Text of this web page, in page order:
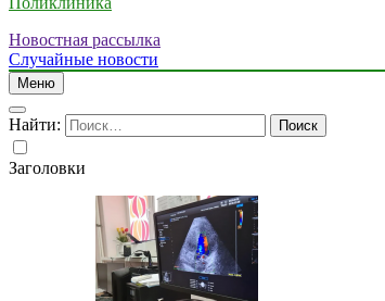
Новостная рассылка
Случайные новости
Меню
Найти:
Заголовки